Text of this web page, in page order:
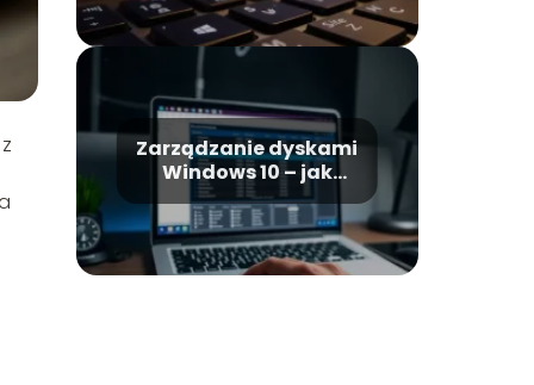
Zarządzanie dyskami
Windows 10 – jak
efektywnie
zarządzać
partycjami?